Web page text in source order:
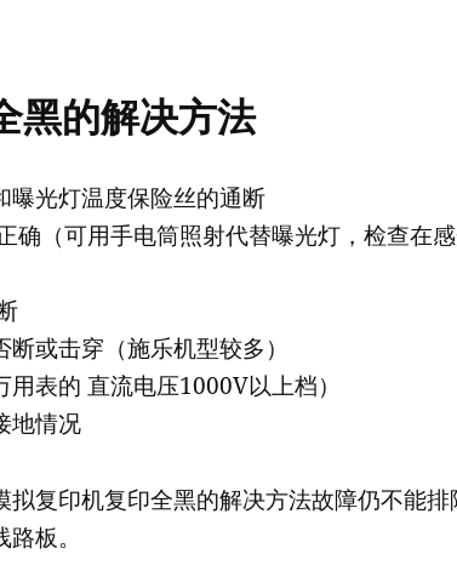
黑的解决方法
曝光灯温度保险丝的通断
确（可用手电筒照射代替曝光灯，检查在
或击穿（施乐机型较多）
表的 直流电压1000V以上档）
地情况
复印机复印全黑的解决方法故障仍不能排
板。